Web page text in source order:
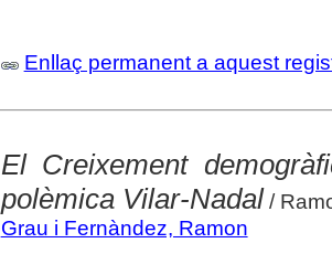
Enllaç permanent a aquest
El Creixement
polèmica Vilar-Nadal/
Grau i Fernàndez, Ramon